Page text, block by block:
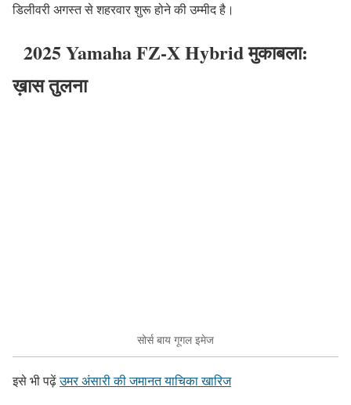
डिलीवरी अगस्त से शहरवार शुरू होने की उम्मीद है।
2025 Yamaha FZ‑X Hybrid मुकाबला:
ख़ास तुलना
सोर्स बाय गूगल इमेज
इसे भी पढ़ेंउमर अंसारी की जमानत याचिका खारिज